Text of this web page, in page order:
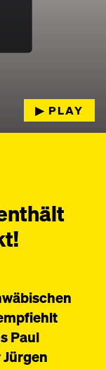
▶︎ PLAY
Paul